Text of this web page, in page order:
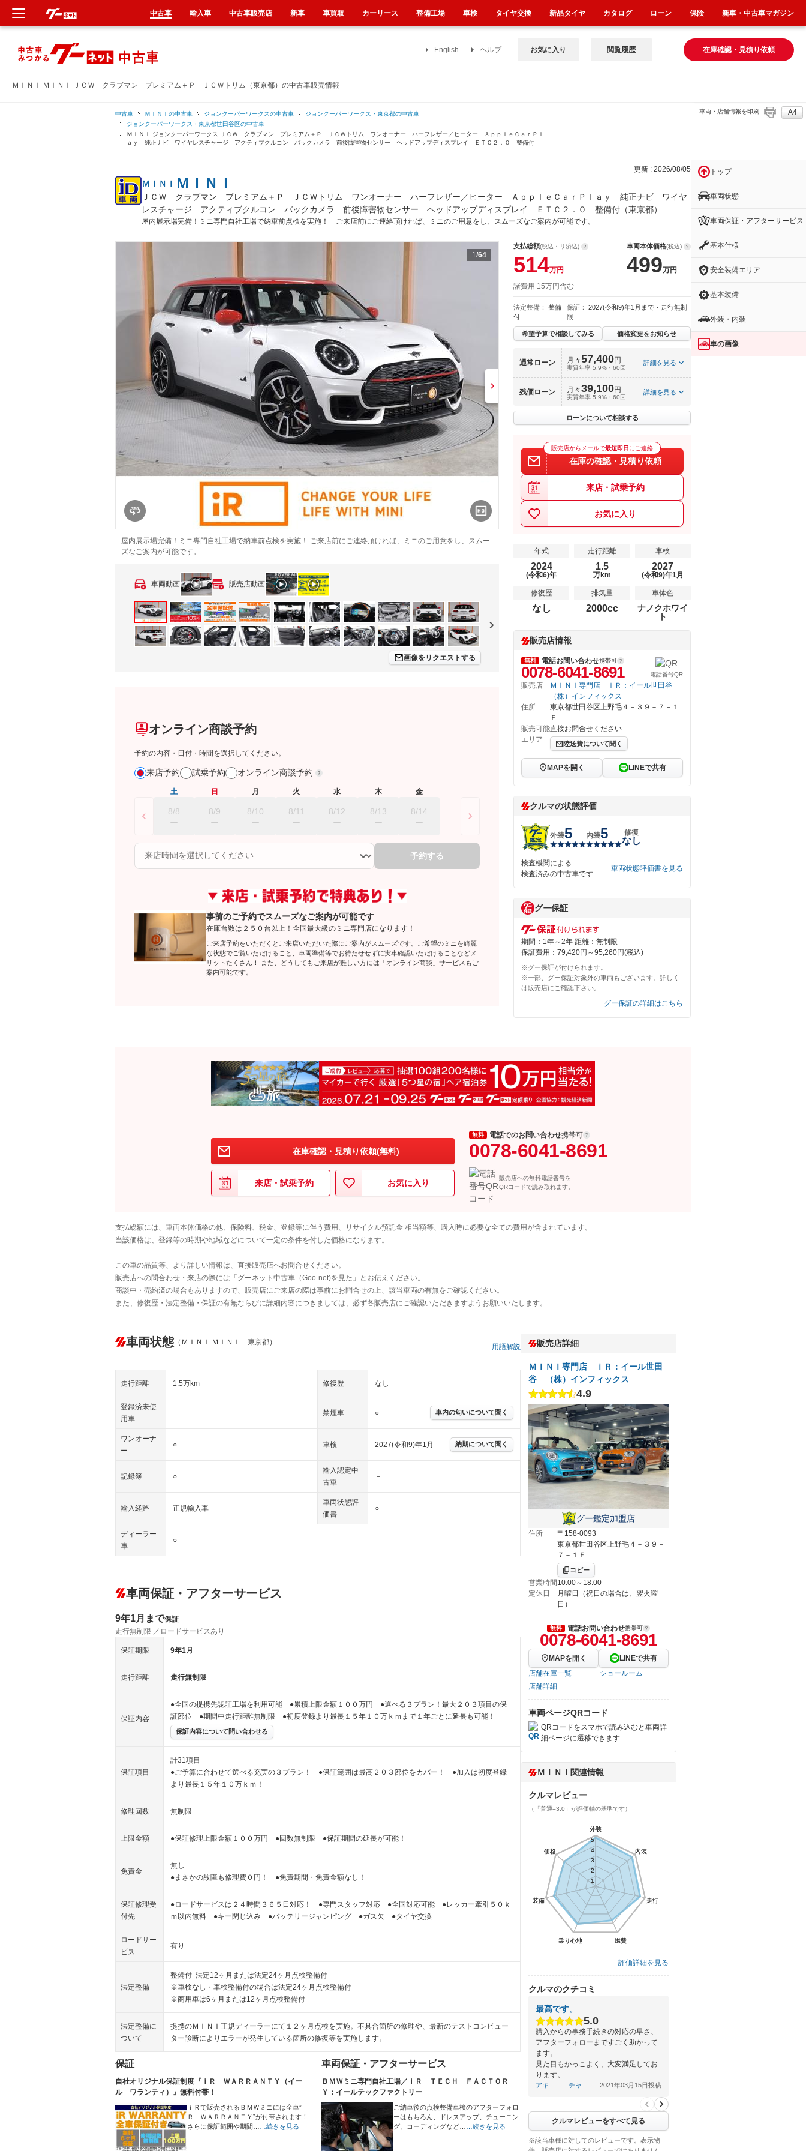
ＭＩＮＩ ＭＩＮＩ ＪＣＷ クラブマン プレミアム＋Ｐ ＪＣＷトリム（東京都）の中古車販売情報
English ヘルプ 在庫確認・見積り依頼
お気に入り 閲覧履歴
中古車 ＭＩＮＩの中古車 ジョンクーパーワークスの中古車
ジョンクーパーワークス・東京都の中古車
ジョンクーパーワークス・東京都世田谷区の中古車
ＭＩＮＩ ジョンクーパーワークス ＪＣＷ クラブマン プレミアム＋Ｐ ＪＣＷトリム ワンオーナー ハーフレザー／ヒーター ＡｐｐｌｅＣａｒＰｌ
ａｙ 純正ナビ ワイヤレスチャージ アクティブクルコン バックカメラ 前後障害物センサー ヘッドアップディスプレイ ＥＴＣ２．０ 整備付
車両・店舗情報を印刷 A4
更新 : 2026/08/05
ＭＩＮＩ ＭＩＮＩ
ＪＣＷ クラブマン プレミアム＋Ｐ ＪＣＷトリム ワンオーナー ハーフレザー／ヒーター ＡｐｐｌｅＣａｒＰｌａｙ 純正ナビ ワイヤ
レスチャージ アクティブクルコン バックカメラ 前後障害物センサー ヘッドアップディスプレイ ＥＴＣ２．０ 整備付（東京都）
屋内展示場完備！ミニ専門自社工場で納車前点検を実施！ ご来店前にご連絡頂ければ、ミニのご用意をし、スムーズなご案内が可能です。
1/64
屋内展示場完備！ミニ専門自社工場で納車前点検を実施！ ご来店前にご連絡頂ければ、ミニのご用意をし、スムー
ズなご案内が可能です。
車両動画 販売店動画
画像をリクエストする
オンライン商談予約
予約の内容・日付・時間を選択してください。
来店予約 試乗予約 オンライン商談予約
土
8/8
日
8/9
月
8/10
火
8/11
水
8/12
木
8/13
金
8/14
予約する
事前のご予約でスムーズなご案内が可能です
在庫台数は２５０台以上！全国最大級のミニ専門店になります！
ご来店予約をいただくとご来店いただいた際にご案内がスムーズです。ご希望のミニを綺麗
な状態でご覧いただけること、車両準備等でお待たせせずに実車確認いただけることなどメ
リットたくさん！ また、どうしてもご来店が難しい方には「オンライン商談」サービスもご
案内可能です。
支払総額(税込・リ済込)
514万円
車両本体価格(税込)
499万円
諸費用 15万円含む
法定整備：
整備
付
保証：
2027(令和9)年1月まで・走行無制
限
希望予算で相談してみる 価格変更をお知らせ
通常ローン 月々57,400円
実質年率 5.9%・60回
詳細を見る
残価ローン 月々39,100円
実質年率 5.9%・60回
詳細を見る
ローンについて相談する
販売店からメールで最短即日 にご連絡
在庫の確認・見積り依頼
来店・試乗予約
お気に入り
年式
2024
(令和6)年
走行距離
1.5
万km
車検
2027
(令和9)年1月
修復歴
なし
排気量
2000cc
車体色
ナノクホワイ
ト
販売店情報
無料 電話お問い合わせ携帯可
0078-6041-8691 電話番号QR
販売店
ＭＩＮＩ専門店 ｉＲ：イール世田谷
（株）インフィックス
住所
東京都世田谷区上野毛４－３９－７－１
Ｆ
販売可能
エリア
直接お問合せください
陸送費について聞く
MAPを開く LINEで共有
クルマの状態評価
外装5 内装5 修復
なし
検査機関による
検査済みの中古車です
車両状態評価書を見る
グー保証
期間：1年～2年 距離：無制限
保証費用：79,420円～95,260円(税込)
※グー保証が付けられます。
※一部、グー保証対象外の車両もございます。詳しく
は販売店にご確認下さい。
グー保証の詳細はこちら
在庫確認・見積り依頼(無料)
来店・試乗予約 お気に入り
無料 電話でのお問い合わせ携帯可
0078-6041-8691
販売店への無料電話番号を
QRコードで読み取れます。
支払総額には、車両本体価格の他、保険料、税金、登録等に伴う費用、リサイクル預託金 相当額等、購入時に必要な全ての費用が含まれています。
当該価格は、登録等の時期や地域などについて一定の条件を付した価格になります。
この車の品質等、より詳しい情報は、直接販売店へお問合せください。
販売店への問合わせ・来店の際には「グーネット中古車（Goo-net)を見た」とお伝えください。
商談中・売約済の場合もありますので、販売店にご来店の際は事前にお問合せの上、該当車両の有無をご確認ください。
また、修復歴・法定整備・保証の有無ならびに詳細内容につきましては、必ず各販売店にご確認いただきますようお願いいたします。
車両状態 （ＭＩＮＩ ＭＩＮＩ 東京都）
用語解説
走行距離 1.5万km 修復歴 なし
登録済未使
用車
－ 禁煙車 ○ 車内の匂いについて聞く
ワンオーナ
ー
○ 車検 2027(令和9)年1月 納期について聞く
記録簿 ○
輸入認定中
古車
－
輸入経路 正規輸入車
車両状態評
価書
○
ディーラー
車
○
車両保証・アフターサービス
9年1月まで保証
走行無制限 ／ロードサービスあり
保証期限 9年1月
走行距離 走行無制限
保証内容
●全国の提携先認証工場を利用可能 ●累積上限金額１００万円 ●選べる３プラン！最大２０３項目の保
証部位 ●期間中走行距離無制限 ●初度登録より最長１５年１０万ｋｍまで１年ごとに延長も可能！
保証内容について問い合わせる
保証項目
計31項目
●ご予算に合わせて選べる充実の３プラン！ ●保証範囲は最高２０３部位をカバー！ ●加入は初度登録
より最長１５年１０万ｋｍ！
修理回数 無制限
上限金額 ●保証修理上限金額１００万円 ●回数無制限 ●保証期間の延長が可能！
免責金
無し
●まさかの故障も修理費０円！ ●免責期間・免責金額なし！
保証修理受
付先
●ロードサービスは２４時間３６５日対応！ ●専門スタッフ対応 ●全国対応可能 ●レッカー牽引５０ｋ
ｍ以内無料 ●キー閉じ込み ●バッテリージャンピング ●ガス欠 ●タイヤ交換
ロードサー
ビス
有り
法定整備
整備付 法定12ヶ月または法定24ヶ月点検整備付
※車検なし・車検整備付の場合は法定24ヶ月点検整備付
※商用車は6ヶ月または12ヶ月点検整備付
法定整備に
ついて
提携のＭＩＮＩ正規ディーラーにて１２ヶ月点検を実施。不具合箇所の修理や、最新のテストコンピュー
ター診断によりエラーが発生している箇所の修復等を実施します。
保証
自社オリジナル保証制度『ｉＲ ＷＡＲＲＡＮＴＹ（イー
ル ワランティ）』無料付帯！
ｉＲで販売されるＢＭＷミニには全車”ｉ
Ｒ ＷＡＲＲＡＮＴＹ”が付帯されます！
さらに保証範囲や期間…
…続きを見る
車両保証・アフターサービス
ＢＭＷミニ専門自社工場／ｉＲ ＴＥＣＨ ＦＡＣＴＯＲ
Ｙ：イールテックファクトリー
ご納車後の点検整備車検のアフターフォロ
ーはもちろん、ドレスアップ、チューニン
グ、コーディングなど…
…続きを見る
販売店詳細
ＭＩＮＩ専門店 ｉＲ：イール世田
谷 （株）インフィックス
4.9
グー鑑定加盟店
住所
〒158-0093
東京都世田谷区上野毛４－３９－
７－１Ｆ
コピー
営業時間 10:00～18:00
定休日
月曜日（祝日の場合は、翌火曜
日）
無料 電話お問い合わせ携帯可
0078-6041-8691
MAPを開く
LINEで共有
店舗在庫一覧
ショールーム
店舗詳細
車両ページQRコード
QRコードをスマホで読み込むと車両詳
細ページに遷移できます
ＭＩＮＩ関連情報
クルマレビュー
（「普通=3.0」が評価軸の基準です）
外装
内装
走行
燃費
乗り心地
装備
価格
1
2
3
4
5
外装
内装
走行
燃費
乗り心地
装備
価格
1
2
3
4
5
評価詳細を見る
クルマのクチコミ
最高です。
5.0
購入からの事務手続きの対応の早さ、
アフターフォローまですごく助かって
ます。
見た目もかっこよく、大変満足してお
ります。
アキ チャ... 2021年03月15日投稿
クルマレビューをすべて見る
※該当車種に対してのレビューです。表示物
トップ
車両状態
車両保証・アフターサービス
基本仕様
安全装備エリア
基本装備
外装・内装
車の画像
中古車 輸入車 中古車販売店 新車 車買取 カーリース 整備工場 車検 タイヤ交換 新品タイヤ カタログ ローン 保険 新車・中古車マガジン
新車
中古車